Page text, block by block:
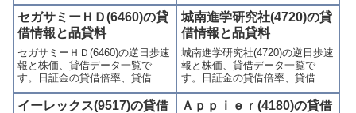
歩)、東証の週末残高、規制(注意
喚起・申込停止)など、空売り関
連情報を集計し、図解でわかり
やすくまとめて掲載していま
す。
歩)、東証の週末残高、規制(注意
喚起・申込停止)など、空売り関
連情報を集計し、図解でわかり
やすくまとめて掲載していま
す。
セガサミーＨＤ(6460)の貸
借情報と品貸料
セガサミーＨＤ(6460)の逆日歩速
報と株価、貸借データ一覧で
す。日証金の貸借倍率、貸借残
(信用買残、信用売残)、品貸料
(逆日歩)、東証の週末残高、規制
城南進学研究社(4720)の貸
借情報と品貸料
城南進学研究社(4720)の逆日歩速
報と株価、貸借データ一覧で
す。日証金の貸借倍率、貸借残
(信用買残、信用売残)、品貸料
(逆日歩)、東証の週末残高、規制
イーレックス(9517)の貸借
Ａｐｐｉｅｒ(4180)の貸借